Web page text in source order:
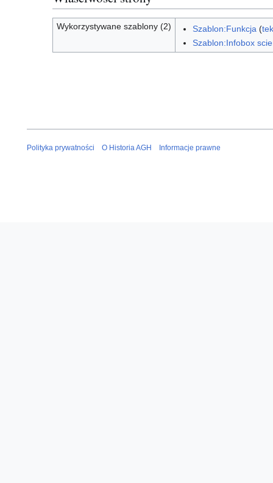
Wykorzystywane szablony (2) Szablon:Funkcja (
Szablon:Infobox
Polityka prywatności O Historia AGH Informacje prawne